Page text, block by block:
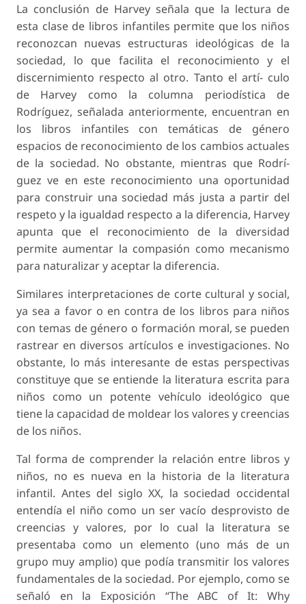
La conclusión de Harvey señala que la lectura de
esta clase de libros infantiles permite que los niños
reconozcan nuevas estructuras ideológicas de la
sociedad, lo que facilita el reconocimiento y el
discernimiento respecto al otro. Tanto el artí- culo
de Harvey como la columna periodística de
Rodríguez, señalada anteriormente, encuentran en
los libros infantiles con temáticas de género
espacios de reconocimiento de los cambios actuales
de la sociedad. No obstante, mientras que Rodrí-
guez ve en este reconocimiento una oportunidad
para construir una sociedad más justa a partir del
respeto y la igualdad respecto a la diferencia, Harvey
apunta que el reconocimiento de la diversidad
permite aumentar la compasión como mecanismo
para naturalizar y aceptar la diferencia.
Similares interpretaciones de corte cultural y social,
ya sea a favor o en contra de los libros para niños
con temas de género o formación moral, se pueden
rastrear en diversos artículos e investigaciones. No
obstante, lo más interesante de estas perspectivas
constituye que se entiende la literatura escrita para
niños como un potente vehículo ideológico que
tiene la capacidad de moldear los valores y creencias
de los niños.
Tal forma de comprender la relación entre libros y
niños, no es nueva en la historia de la literatura
infantil. Antes del siglo XX, la sociedad occidental
entendía el niño como un ser vacío desprovisto de
creencias y valores, por lo cual la literatura se
presentaba como un elemento (uno más de un
grupo muy amplio) que podía transmitir los valores
fundamentales de la sociedad. Por ejemplo, como se
señaló en la Exposición “The ABC of It: Why